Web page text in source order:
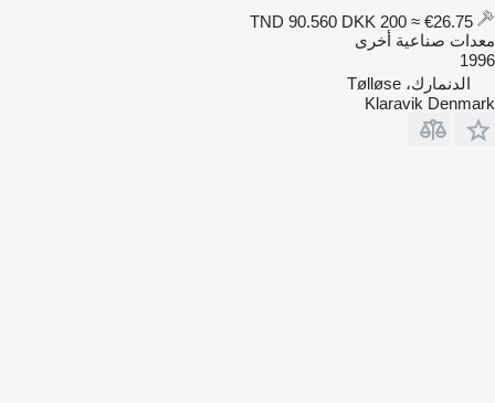
DKK 200 ≈ €26.75
معدات صناعية أخرى
1996
الدنمارك، Tølløse
Klaravik Denmark